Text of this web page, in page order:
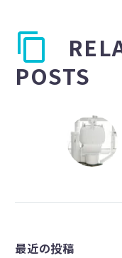
POSTS
最近の投稿